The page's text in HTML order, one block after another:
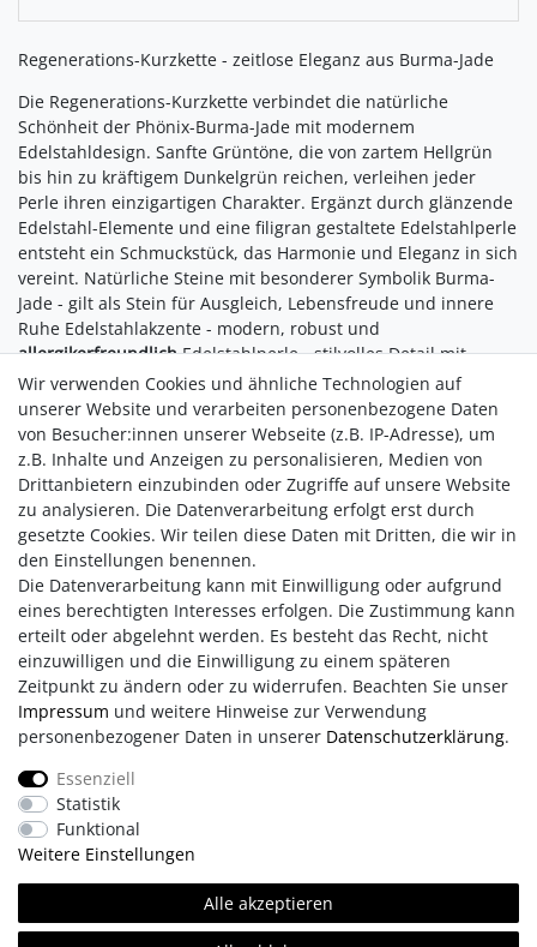
Regenerations-Kurzkette - zeitlose Eleganz aus Burma-Jade
Die Regenerations-Kurzkette verbindet die natürliche
Schönheit der Phönix-Burma-Jade mit modernem
Edelstahldesign. Sanfte Grüntöne, die von zartem Hellgrün
bis hin zu kräftigem Dunkelgrün reichen, verleihen jeder
Perle ihren einzigartigen Charakter. Ergänzt durch glänzende
Edelstahl-Elemente und eine filigran gestaltete Edelstahlperle
entsteht ein Schmuckstück, das Harmonie und Eleganz in sich
vereint. Natürliche Steine mit besonderer Symbolik Burma-
Jade - gilt als Stein für Ausgleich, Lebensfreude und innere
Ruhe Edelstahlakzente - modern, robust und
allergikerfreundlichEdelstahlperle - stilvolles Detail mit
zeitloser Symbolik
Ein ausdrucksstarkes Schmuckstück mit natürlicher Eleganz
- die Regenerations-Kurzkette vereint hochwertige
Materialien, zeitloses Design und symbolische Kraft. Ob im
Alltag oder zu besonderen Anlässen, sie setzt stilvolle Akzente
und eignet sich ebenso als persönlicher Begleiter wie als
besonderes Geschenk.
Impressum AGB Daten­schutz­erklärung
Retouren/Reklamationen
Kontakt Team
Wir verwenden Cookies und ähnliche Technologien auf
unserer Website und verarbeiten personenbezogene Daten
von Besucher:innen unserer Webseite (z.B. IP-Adresse), um
z.B. Inhalte und Anzeigen zu personalisieren, Medien von
Drittanbietern einzubinden oder Zugriffe auf unsere Website
zu analysieren. Die Datenverarbeitung erfolgt erst durch
gesetzte Cookies. Wir teilen diese Daten mit Dritten, die wir in
den Einstellungen benennen.
Die Datenverarbeitung kann mit Einwilligung oder aufgrund
eines berechtigten Interesses erfolgen. Die Zustimmung kann
erteilt oder abgelehnt werden. Es besteht das Recht, nicht
einzuwilligen und die Einwilligung zu einem späteren
Zeitpunkt zu ändern oder zu widerrufen. Beachten Sie unser
Impressum und weitere Hinweise zur Verwendung
personenbezogener Daten in unserer Daten­schutz­erklärung.
Essenziell
Statistik
Funktional
Weitere Einstellungen
Alle akzeptieren